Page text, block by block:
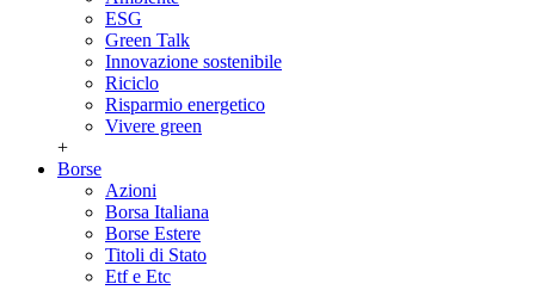
ESG
Green Talk
Innovazione sostenibile
Riciclo
Risparmio energetico
Vivere green
+
Borse
Azioni
Borsa Italiana
Borse Estere
Titoli di Stato
Etf e Etc